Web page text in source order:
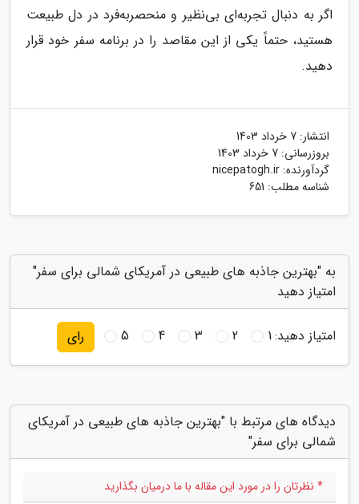
اگر به دنبال تجربه‌ای بی‌نظیر و منحصربه‌فرد در دل طبیعت
هستید، حتماً یکی از این مقاصد را در برنامه سفر خود قرار
دهید.
انتشار: 7 خرداد 1403
بروزرسانی: 7 خرداد 1403
گردآورنده: nicepatogh.ir
شناسه مطلب: 651
به "بهترین جاذبه های طبیعی در آمریکای شمالی برای سفر"
امتیاز دهید
امتیاز دهید:1
2
3
4
5 رای
دیدگاه های مرتبط با "بهترین جاذبه های طبیعی در آمریکای
شمالی برای سفر"
* نظرتان را در مورد این مقاله با ما درمیان بگذارید